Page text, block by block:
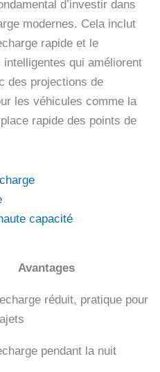
d’investir dans
modernes. Cela inclut
rapide et le
qui améliorent
des projections de
les véhicules comme la
rapide des points de
capacité
Avantages
réduit, pratique pour
pendant la nuit